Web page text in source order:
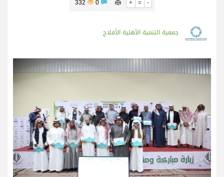
+ = -
332
جمعية التنمية الأهلية الأفلاج